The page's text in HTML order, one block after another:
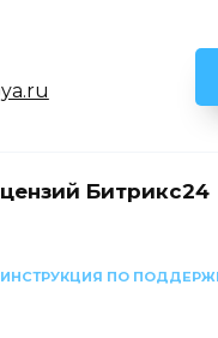
Битрикс24
ПО